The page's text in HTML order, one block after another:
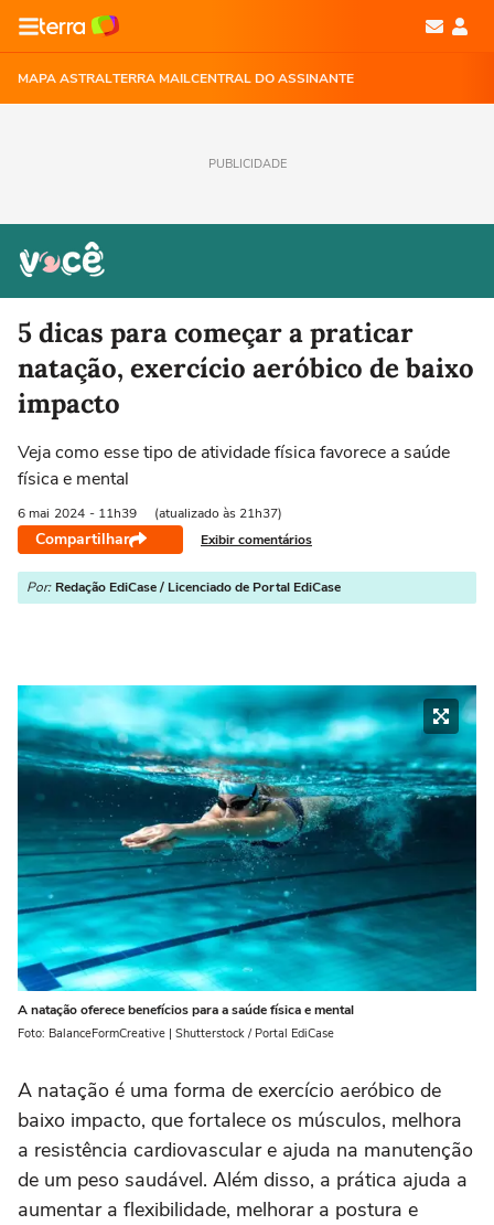
MAPA ASTRALTERRA MAILCENTRAL DO ASSINANTE
PUBLICIDADE
5 dicas para começar a praticar
natação, exercício aeróbico de baixo
impacto
Veja como esse tipo de atividade física favorece a saúde
física e mental
6 mai 2024 - 11h39 (atualizado às 21h37)
Compartilhar Exibir comentários
Por: Redação EdiCase / Licenciado de Portal EdiCase
A natação oferece benefícios para a saúde física e mental
Foto: BalanceFormCreative | Shutterstock / Portal EdiCase
A natação é uma forma de exercício aeróbico de
baixo impacto, que fortalece os músculos, melhora
a resistência cardiovascular e ajuda na manutenção
de um peso saudável. Além disso, a prática ajuda a
aumentar a flexibilidade, melhorar a postura e